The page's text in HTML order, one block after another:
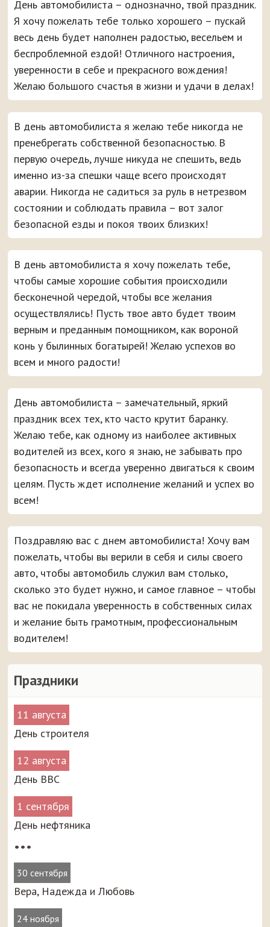
Праздники
11 августа
День строителя
12 августа
День ВВС
1 сентября
День нефтяника
•••
30 сентября
Вера, Надежда и Любовь
24 ноября
День автомобилиста – однозначно, твой праздник.
Я хочу пожелать тебе только хорошего – пускай
весь день будет наполнен радостью, весельем и
беспроблемной ездой! Отличного настроения,
уверенности в себе и прекрасного вождения!
Желаю большого счастья в жизни и удачи в делах!
В день автомобилиста я желаю тебе никогда не
пренебрегать собственной безопасностью. В
первую очередь, лучше никуда не спешить, ведь
именно из-за спешки чаще всего происходят
аварии. Никогда не садиться за руль в нетрезвом
состоянии и соблюдать правила – вот залог
безопасной езды и покоя твоих близких!
В день автомобилиста я хочу пожелать тебе,
чтобы самые хорошие события происходили
бесконечной чередой, чтобы все желания
осуществлялись! Пусть твое авто будет твоим
верным и преданным помощником, как вороной
конь у былинных богатырей! Желаю успехов во
всем и много радости!
День автомобилиста – замечательный, яркий
праздник всех тех, кто часто крутит баранку.
Желаю тебе, как одному из наиболее активных
водителей из всех, кого я знаю, не забывать про
безопасность и всегда уверенно двигаться к своим
целям. Пусть ждет исполнение желаний и успех во
всем!
Поздравляю вас с днем автомобилиста! Хочу вам
пожелать, чтобы вы верили в себя и силы своего
авто, чтобы автомобиль служил вам столько,
сколько это будет нужно, и самое главное – чтобы
вас не покидала уверенность в собственных силах
и желание быть грамотным, профессиональным
водителем!